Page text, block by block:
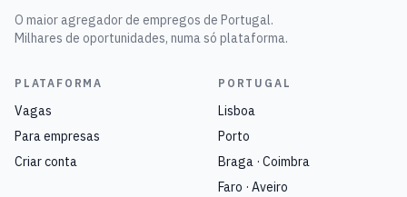
O maior agregador de empregos de Portugal.
Milhares de oportunidades, numa só plataforma.
PLATAFORMA
Vagas
Para empresas
Criar conta
PORTUGAL
Lisboa
Porto
Braga · Coimbra
Faro · Aveiro